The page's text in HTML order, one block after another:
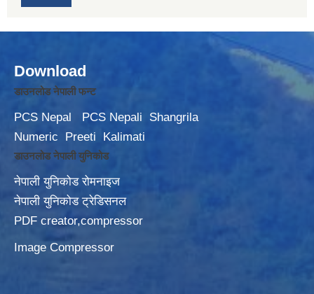
Download
डाउनलोड नेपाली फन्ट
PCS Nepal PCS Nepali
Shangrila
Numeric
Preeti Kalimati
डाउनलोड नेपाली युनिकोड
नेपाली युनिकोड रोमनाइज
नेपाली युनिकोड ट्रेडिसनल
PDF creator,compressor
Image Compressor